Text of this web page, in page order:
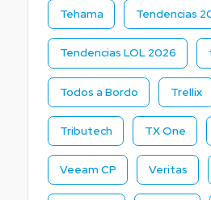
Tehama Tendencias
Tendencias LOL 2026
Todos a Bordo Trellix
Tributech TX One
Veeam CP Veritas